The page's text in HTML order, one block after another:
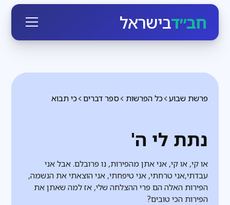
חב״דבישראל
כי תבוא ספר דברים כל הפרשות פרשת שבוע
נתת לי ה'
או קי, או קי, אני אתן מהפירות, נו פרובלם. אבל אני
עבדתי,אני טרחתי, אני טיפחתי, אני הוצאתי את הנשמה,
הפירות האלה הם פרי ההצלחה שלי, אז למה שאתן את
הפירות הכי טובים?